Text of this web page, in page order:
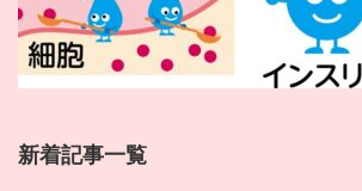
新着記事一覧